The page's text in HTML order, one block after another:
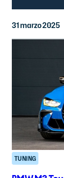
31 marzo 2025
TUNING